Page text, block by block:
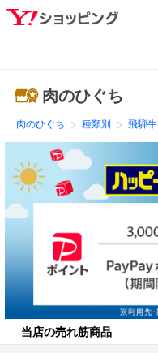
肉のひぐち
肉のひぐち 種類別 飛騨牛